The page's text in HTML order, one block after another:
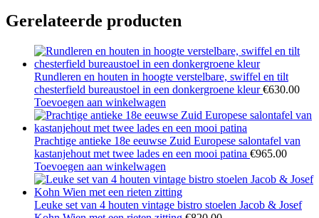
Gerelateerde producten
Rundleren en houten in hoogte verstelbare, swiffel en tilt
chesterfield bureaustoel in een donkergroene kleur€630.00
Toevoegen aan winkelwagen
Prachtige antieke 18e eeuwse Zuid Europese salontafel van
kastanjehout met twee lades en een mooi patina €965.00
Toevoegen aan winkelwagen
Leuke set van 4 houten vintage bistro stoelen Jacob & Josef